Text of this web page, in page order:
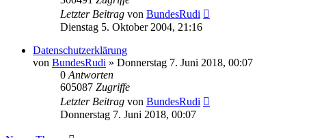
Letzter Beitrag von BundesRudi
Dienstag 5. Oktober 2004, 21:16
Datenschutzerklärung
von BundesRudi » Donnerstag 7. Juni 2018, 00:07
0 Antworten
605087 Zugriffe
Letzter Beitrag von BundesRudi
Donnerstag 7. Juni 2018, 00:07